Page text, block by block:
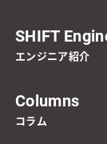
SHIFT
エンジニア紹介
Columns
コラム